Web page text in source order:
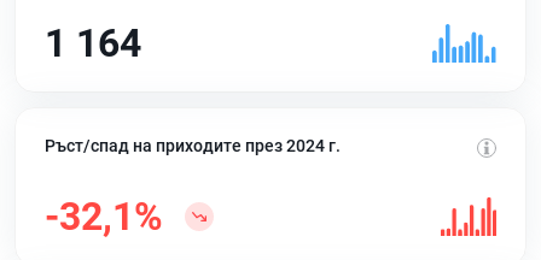
1 164
Ръст/спад на приходите през 2024 г.
-32,1%